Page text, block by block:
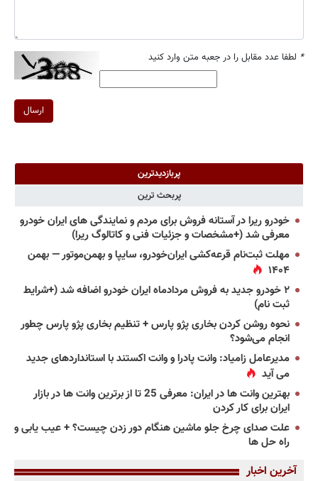
* لطفا عدد مقابل را در جعبه متن وارد کنید
ارسال
پربازدیدترین
پربحث ترین
خودرو ریرا در آستانه فروش برای مردم و نمایندگی های ایران خودرو
معرفی شد (+مشخصات و جزئیات فنی و کاتالوگ ریرا)
مهلت ثبت‌نام قرعه‌کشی ایران‌خودرو، سایپا و بهمن‌موتور — بهمن
۱۴۰۴
۲ خودرو جدید به فروش مردادماه ایران خودرو اضافه شد (+شرایط
ثبت نام)
نحوه روشن کردن بخاری پژو پارس + تنظیم بخاری پژو پارس چطور
انجام می‌شود؟
مدیرعامل زامیاد: وانت پادرا و وانت اکستند با استانداردهای جدید
می آید
بهترین وانت ها در ایران: معرفی 25 تا از برترین وانت ها در بازار
ایران برای کار کردن
علت صدای چرخ جلو ماشین هنگام دور زدن چیست؟ + عیب یابی و
راه حل ها
آخرین اخبار